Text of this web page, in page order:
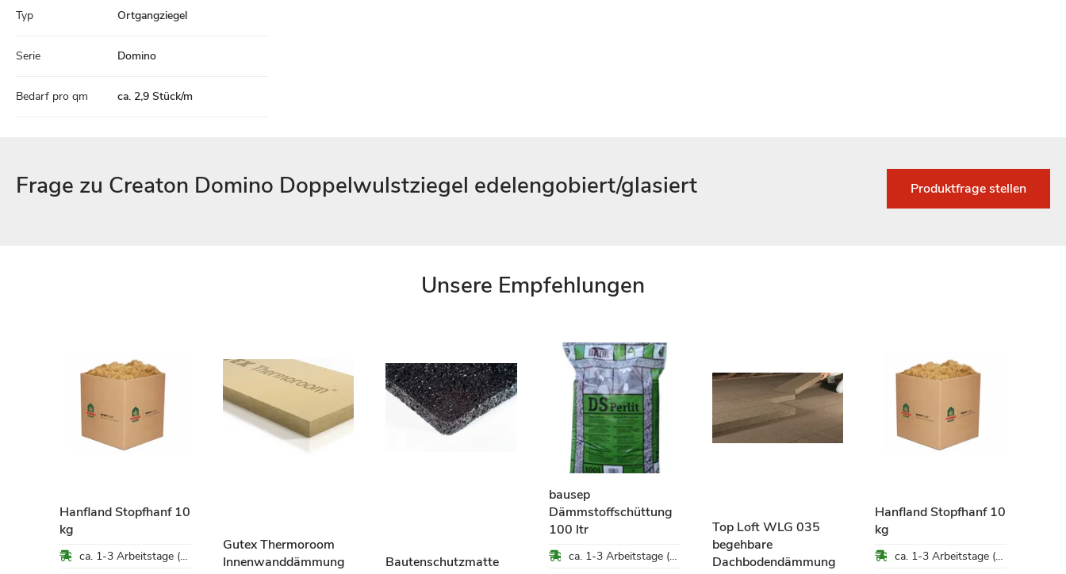
Typ Ortgangziegel
Serie Domino
Bedarf pro qm ca. 2,9 Stück/m
Frage zu Creaton Domino Doppelwulstziegel edelengobiert/glasiert Produktfrage stellen
Unsere Empfehlungen
Hanfland Stopfhanf 10
kg
ca. 1-3 Arbeitstage (Mo-Fr)
Gutex Thermoroom
Innenwanddämmung
Bautenschutzmatte
bausep
Dämmstoffschüttung
100 ltr
ca. 1-3 Arbeitstage (Mo-Fr)
Top Loft WLG 035
begehbare
Dachbodendämmung
Hanfland Stopfhanf 10
kg
ca. 1-3 Arbeitstage (Mo-Fr)